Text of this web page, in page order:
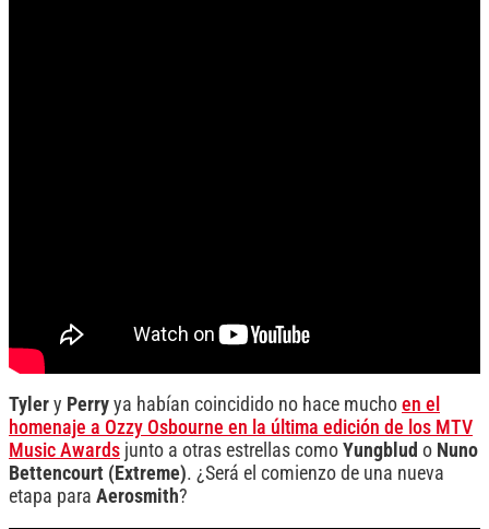
Tyler y Perry ya habían coincidido no hace mucho en el
homenaje a Ozzy Osbourne en la última edición de los MTV
Music Awards junto a otras estrellas como Yungblud o Nuno
Bettencourt (Extreme). ¿Será el comienzo de una nueva
etapa para Aerosmith?